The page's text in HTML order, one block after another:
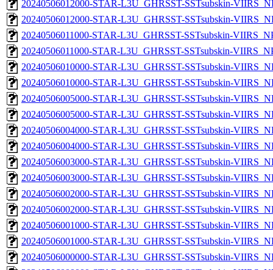
20240506012000-STAR-L3U_GHRSST-SSTsubskin-
20240506012000-STAR-L3U_GHRSST-SSTsubskin-
20240506011000-STAR-L3U_GHRSST-SSTsubskin-
20240506011000-STAR-L3U_GHRSST-SSTsubskin-
20240506010000-STAR-L3U_GHRSST-SSTsubskin-
20240506010000-STAR-L3U_GHRSST-SSTsubskin-
20240506005000-STAR-L3U_GHRSST-SSTsubskin-
20240506005000-STAR-L3U_GHRSST-SSTsubskin-
20240506004000-STAR-L3U_GHRSST-SSTsubskin-
20240506004000-STAR-L3U_GHRSST-SSTsubskin-
20240506003000-STAR-L3U_GHRSST-SSTsubskin-
20240506003000-STAR-L3U_GHRSST-SSTsubskin-
20240506002000-STAR-L3U_GHRSST-SSTsubskin-
20240506002000-STAR-L3U_GHRSST-SSTsubskin-
20240506001000-STAR-L3U_GHRSST-SSTsubskin-
20240506001000-STAR-L3U_GHRSST-SSTsubskin-
20240506000000-STAR-L3U_GHRSST-SSTsubskin-